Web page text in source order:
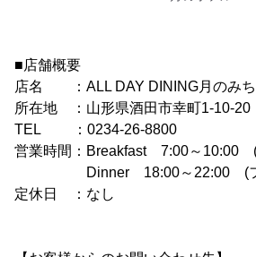
■店舗概要
店名 ：ALL DAY DINING月のみち
所在地 ：山形県酒田市幸町1-10-
TEL ：0234-26-8800
営業時間：Breakfast 7:00～10:00
Dinner 18:00～22:00 (フー
定休日 ：なし